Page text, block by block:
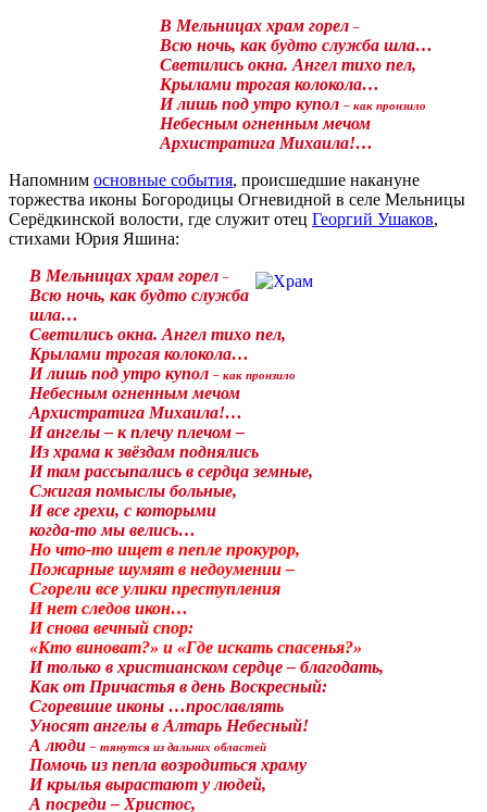
В Мельницах храм горел–
Всю ночь, как будто служба шла…
Светились окна. Ангел тихо пел,
Крылами трогая колокола…
И лишь под утро купол– как пронзило
Небесным огненным мечом
Архистратига Михаила!…
Напомним основные события, происшедшие накануне
торжества иконы Богородицы Огневидной в селе Мельницы
Серёдкинской волости, где служит отец Георгий Ушаков,
стихами Юрия Яшина:
В Мельницах храм горел–
Всю ночь, как будто служба
шла…
Светились окна. Ангел тихо пел,
Крылами трогая колокола…
И лишь под утро купол– как пронзило
Небесным огненным мечом
Архистратига Михаила!…
И ангелы – к плечу плечом –
Из храма к звёздам поднялись
И там рассыпались в сердца земные,
Сжигая помыслы больные,
И все грехи, с которыми
когда-то мы велись…
Но что-то ищет в пепле прокурор,
Пожарные шумят в недоумении –
Сгорели все улики преступления
И нет следов икон…
И снова вечный спор:
«Кто виноват?» и «Где искать спасенья?»
И только в христианском сердце – благодать,
Как от Причастья в день Воскресный:
Сгоревшие иконы …прославлять
Уносят ангелы в Алтарь Небесный!
А люди– тянутся из дальних областей
Помочь из пепла возродиться храму
И крылья вырастают у людей,
А посреди – Христос,